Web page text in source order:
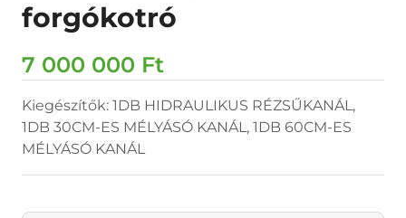
forgókotró
7 000 000 Ft
Kiegészítők: 1DB HIDRAULIKUS RÉZSŰKANÁL,
1DB 30CM-ES MÉLYÁSÓ KANÁL, 1DB 60CM-ES
MÉLYÁSÓ KANÁL